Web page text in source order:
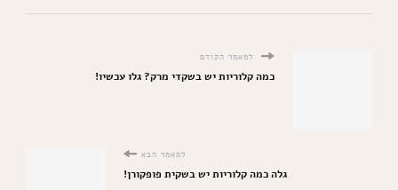
למאמר הקודם
כמה קלוריות יש בשקדי מרק? גלו עכשיו!
למאמר הבא
גלה כמה קלוריות יש בשקית פופקורן!